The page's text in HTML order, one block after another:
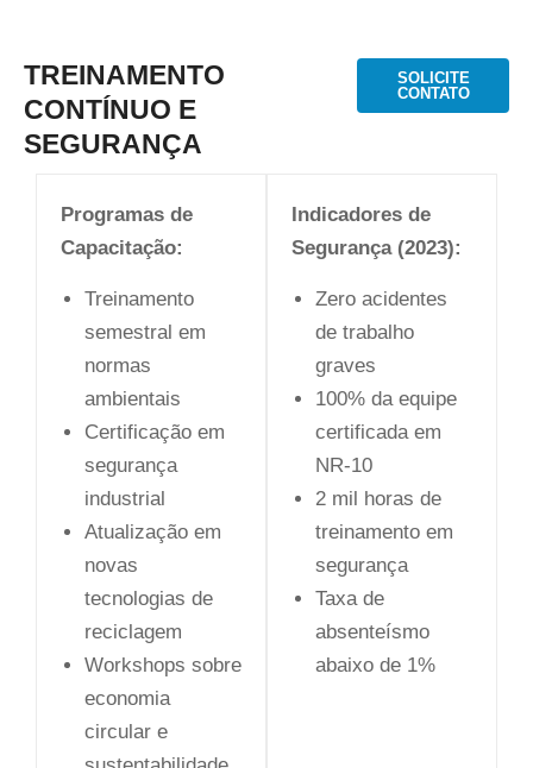
TREINAMENTO
CONTÍNUO E
SEGURANÇA
SOLICITE
CONTATO
Programas de
Capacitação:
Treinamento
semestral em
normas
ambientais
Certificação em
segurança
industrial
Atualização em
novas
tecnologias de
reciclagem
Workshops sobre
economia
circular e
Indicadores de
Segurança (2023):
Zero acidentes
de trabalho
graves
100% da equipe
certificada em
NR-10
2 mil horas de
treinamento em
segurança
Taxa de
absenteísmo
abaixo de 1%